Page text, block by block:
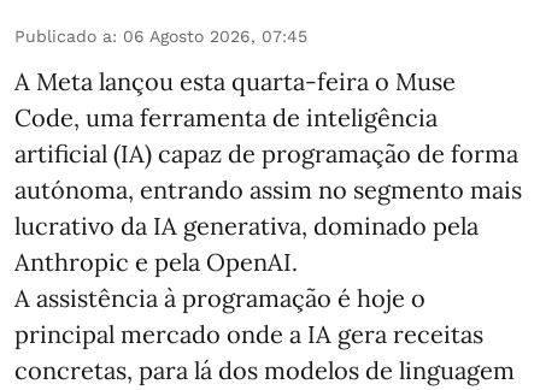
Publicado a: 06 Agosto 2026, 07:45
A Meta lançou esta quarta-feira o Muse
Code, uma ferramenta de inteligência
artificial (IA) capaz de programação de forma
autónoma, entrando assim no segmento mais
lucrativo da IA generativa, dominado pela
Anthropic e pela OpenAI.
A assistência à programação é hoje o
principal mercado onde a IA gera receitas
concretas, para lá dos modelos de linguagem